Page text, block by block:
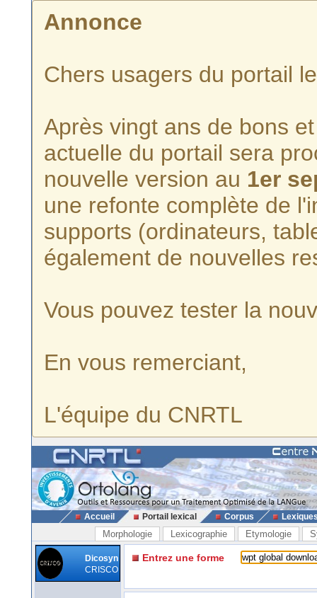
Annonce
Chers usagers du portail
Après vingt ans de bons
actuelle du portail sera
nouvelle version au 1er
une refonte complète de
supports (ordinateurs,
également de nouvelles
Vous pouvez tester la
En vous remerciant,
L'équipe du CNRTL
Accueil Portail lexical Corpus
Morphologie Lexicographie Etymologie
Dicosyn
CRISCO
Entrez une forme